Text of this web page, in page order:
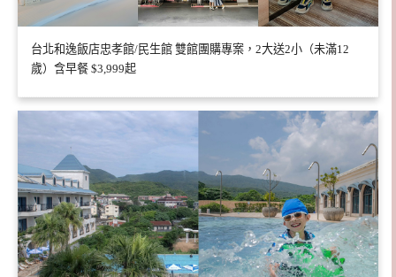
台北和逸飯店忠孝館/民生館 雙館團購專案，2大送2小（未滿12
歲）含早餐 $3,999起